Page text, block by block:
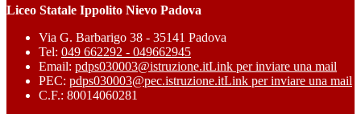
Liceo Statale Ippolito Nievo Padova
Via G. Barbarigo 38 - 35141 Padova
Tel: 049 662292 - 049662945
Email: pdps030003@istruzione.itLink per inviare una mail
PEC: pdps030003@pec.istruzione.itLink per inviare una mail
C.F.: 80014060281